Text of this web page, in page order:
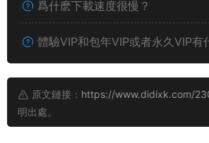
爲什麽下載速度很慢？
體驗VIP和包年VIP或者永久VIP有
原文鏈接： https://www.didixk.com/
明出處。